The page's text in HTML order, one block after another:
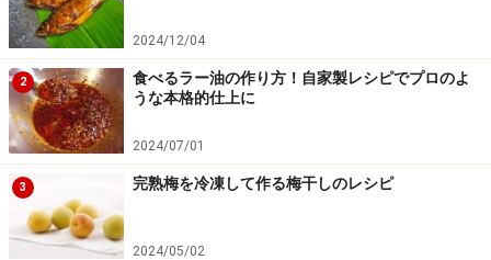
をスパイスと塩で下味を浸けて、チップ材やほうじ茶な
どで燻す燻製。少し手間はかかりますが、飴色に仕上が
ったベーコンに思わず歓声があがります。燻製道具も工
夫して身近な材料で作ることもできますが、燻製キット
などを手軽に使えるものが多くなりました。
■調味料
2024/12/04
2
食べるラー油の作り方！自家製レシピでプロのよ
うな本格的仕上に
2024/07/01
3 完熟梅を冷凍して作る梅干しのレシピ
2024/05/02